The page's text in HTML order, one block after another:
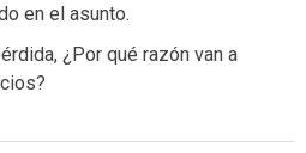
en el asunto.
¿Por qué razón van a